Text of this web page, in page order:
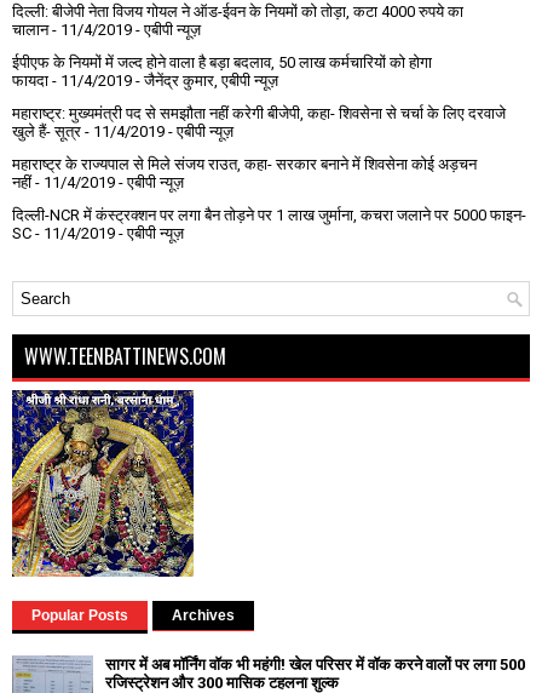
दिल्ली: बीजेपी नेता विजय गोयल ने ऑड-ईवन के नियमों को तोड़ा, कटा 4000 रुपये का
चालान- 11/4/2019 - एबीपी न्यूज़
ईपीएफ के नियमों में जल्द होने वाला है बड़ा बदलाव, 50 लाख कर्मचारियों को होगा
फायदा - 11/4/2019 - जैनेंद्र कुमार, एबीपी न्यूज़
महाराष्ट्र: मुख्यमंत्री पद से समझौता नहीं करेगी बीजेपी, कहा- शिवसेना से चर्चा के लिए दरवाजे
खुले हैं- सूत्र - 11/4/2019 - एबीपी न्यूज़
महाराष्ट्र के राज्यपाल से मिले संजय राउत, कहा- सरकार बनाने में शिवसेना कोई अड़चन
नहीं- 11/4/2019 - एबीपी न्यूज़
दिल्ली-NCR में कंस्ट्रक्शन पर लगा बैन तोड़ने पर 1 लाख जुर्माना, कचरा जलाने पर ₹5000 फाइन-
SC - 11/4/2019 - एबीपी न्यूज़
WWW.TEENBATTINEWS.COM
Popular Posts Archives
सागर में अब मॉर्निंग वॉक भी महंगी! खेल परिसर में वॉक करने वालों पर लगा ₹500
रजिस्ट्रेशन और ₹300 मासिक टहलना शुल्क